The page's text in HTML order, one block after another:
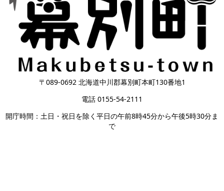
〒089-0692 北海道中川郡幕別町本町130番地1
電話 0155-54-2111
開庁時間：土日・祝日を除く平日の午前8時45分から午後5時30分ま
で